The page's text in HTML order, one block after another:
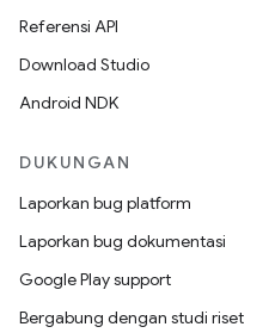
Referensi API
Download Studio
Android NDK
DUKUNGAN
Laporkan bug platform
Laporkan bug dokumentasi
Google Play support
Bergabung dengan studi riset